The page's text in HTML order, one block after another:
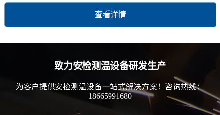
查看详情
致力安检测温设备研发生产
为客户提供安检测温设备一站式解决方案！咨询热线：
18665991680